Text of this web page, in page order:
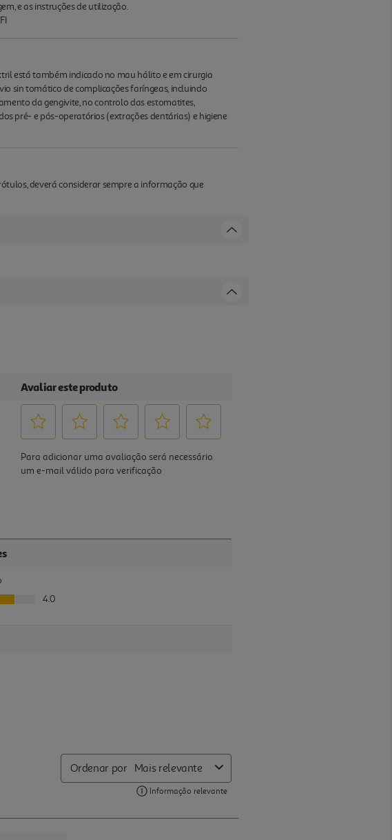
e as instruções de utilização.
está também indicado no mau hálito e em cirurgia
sin tomático de complicações faríngeas, incluindo
da gengivite, no controlo das estomatites,
pré- e pós-operatórios (extrações dentárias) e higiene
deverá considerar sempre a informação que